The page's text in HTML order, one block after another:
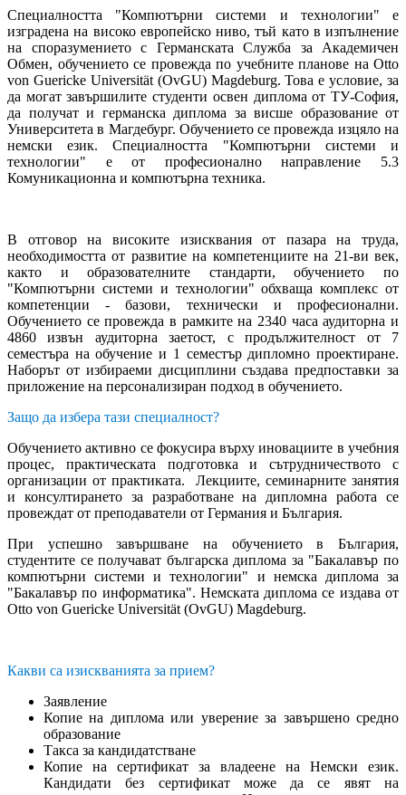
Специалността "Компютърни системи и технологии" е
изградена на високо европейско ниво, тъй като в изпълнение
на споразумението с Германската Служба за Академичен
Обмен, обучението се провежда по учебните планове на Otto
von Guericke Universität (OvGU) Magdeburg. Това е условие, за
да могат завършилите студенти освен диплома от ТУ-София,
да получат и германска диплома за висше образование от
Университета в Магдебург. Обучението се провежда изцяло на
немски език. Специалността "Компютърни системи и
технологии" е от професионално направление 5.3
Комуникационна и компютърна техника.
В отговор на високите изисквания от пазара на труда,
необходимостта от развитие на компетенциите на 21-ви век,
както и образователните стандарти, обучението по
"Компютърни системи и технологии" обхваща комплекс от
компетенции - базови, технически и професионални.
Обучението се провежда в рамките на 2340 часа аудиторна и
4860 извън аудиторна заетост, с продължителност от 7
семестъра на обучение и 1 семестър дипломно проектиране.
Наборът от избираеми дисциплини създава предпоставки за
приложение на персонализиран подход в обучението.
Защо да избера тази специалност?
Обучението активно се фокусира върху иновациите в учебния
процес, практическата подготовка и сътрудничеството с
организации от практиката. Лекциите, семинарните занятия
и консултирането за разработване на дипломна работа се
провеждат от преподаватели от Германия и България.
При успешно завършване на обучението в България,
студентите се получават българска диплома за "Бакалавър по
компютърни системи и технологии" и немска диплома за
"Бакалавър по информатика". Немската диплома се издава от
Otto von Guericke Universität (OvGU) Magdeburg.
Какви са изискванията за прием?
Заявление
Копие на диплома или уверение за завършено средно
образование
Такса за кандидатстване
Копие на сертификат за владеене на Немски език.
Кандидати без сертификат може да се явят на